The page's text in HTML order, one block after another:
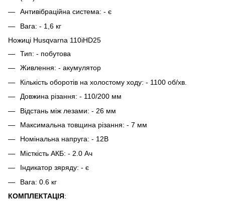
Антивібраційна система: - є
Вага: - 1,6 кг
Ножиці Husqvarna 110iHD25
Тип: - побутова
Живлення: - акумулятор
Кількість оборотів на холостому ходу: - 1100 об/хв.
Довжина різання: - 110/200 мм
Відстань між лезами: - 26 мм
Максимальна товщина різання: - 7 мм
Номінальна напруга: - 12В
Місткість АКБ: - 2.0 Ач
Індикатор зяряду: - є
Вага: 0.6 кг
КОМПЛЕКТАЦІЯ: